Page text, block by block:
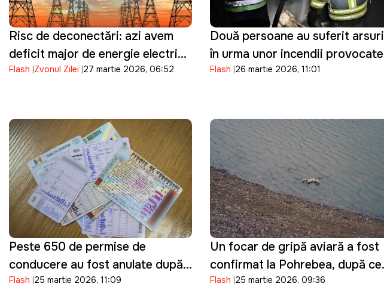
Risc de deconectări: azi avem
deficit major de energie electrică
în orele de vârf
Flash Zvonul Zilei 27 martie 2026, 06:52
Două persoane au suferit arsuri
în urma unor incendii provocate
de neglijență
Flash 26 martie 2026, 11:01
Peste 650 de permise de
conducere au fost anulate după
fraude la examenele auto, anunţă
Flash 25 martie 2026, 11:09
Un focar de gripă aviară a fost
confirmat la Pohrebea, după ce
mai multe păsări au fost
Flash 25 martie 2026, 09:36